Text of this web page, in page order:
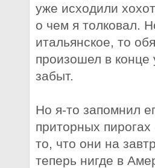
уже исходили
о чем я толковал.
итальянское, то
произошел в конце
забыт.
Но я-то запомнил
приторных
то, что они на
теперь нигде в